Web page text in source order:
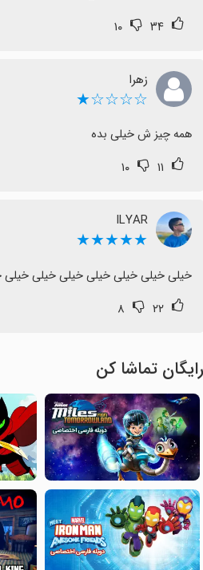
۳۴ ۱۰
زهرا
☆☆☆☆★
همه چیز ش خیلی بده
۱۱ ۱۰
ILYAR
★★★★★
خیلی خیلی خیلی خیلی خیلی خیلی
۲۲ ۸
رایگان تماشا کن